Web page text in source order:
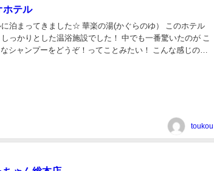
ホテル
泊まってきました☆ 華楽の湯(かぐらのゆ） このホテル
っかりとした温浴施設でした！ 中でも一番驚いたのが こ
ャンプーをどうぞ！ってことみたい！ こんな感じの容
toukou